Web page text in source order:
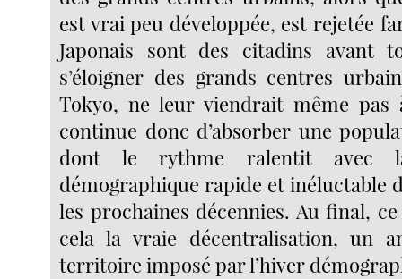
est vrai peu développée, est rejetée
Japonais sont des citadins avant
s’éloigner des grands centres
Tokyo, ne leur viendrait même pas
continue donc d’absorber une
dont le rythme ralentit avec la
démographique rapide et inéluctable
les prochaines décennies. Au final,
cela la vraie décentralisation, un
territoire imposé par l’hiver